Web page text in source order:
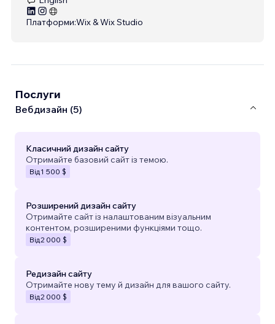
Платформи:Wix & Wix Studio
Послуги
Вебдизайн (5)
Класичний дизайн сайту
Отримайте базовий сайт із темою.
Від 1 500 $
Розширений дизайн сайту
Отримайте сайт із налаштованим візуальним
контентом, розширеними функціями тощо.
Від2 000 $
Редизайн сайту
Отримайте нову тему й дизайн для вашого сайту.
Від2 000 $